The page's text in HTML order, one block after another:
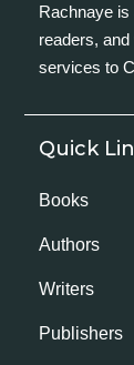
Rachnaye
readers,
services to
Quick
Books
Authors
Writers
Publishers